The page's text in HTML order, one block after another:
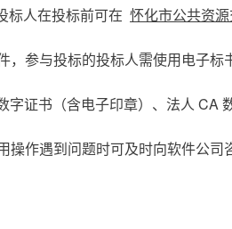
标人在投标前可在 怀化市公共资
参与投标的投标人需使用电子标
证书（含电子印章）、法人 CA
操作遇到问题时可及时向软件公司